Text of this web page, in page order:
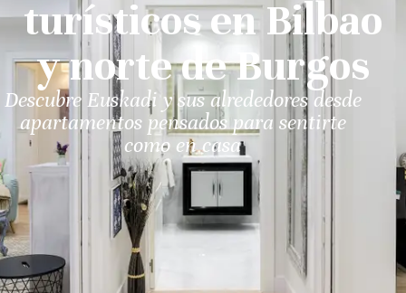
turísticos en Bilbao
y norte de Burgos
Descubre Euskadi y sus alrededores desde
apartamentos pensados para sentirte
como en casa